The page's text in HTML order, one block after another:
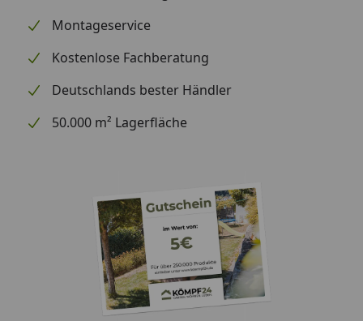
Öse zum Aufhängen.
: Das Weber 2-teiliges Grillbesteck Set
eignet sich natürlich auch sehr gut als Geschenkidee
Montageservice
Kostenlose Fachberatung
Deutschlands bester Händler
50.000 m² Lagerfläche